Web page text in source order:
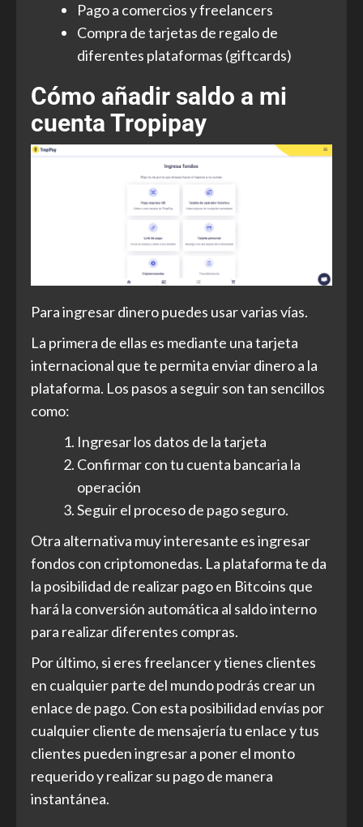
Pago a comercios y freelancers
Compra de tarjetas de regalo de
diferentes plataformas (giftcards)
Cómo añadir saldo a mi
cuenta Tropipay
Para ingresar dinero puedes usar varias vías.
La primera de ellas es mediante una tarjeta
internacional que te permita enviar dinero a la
plataforma. Los pasos a seguir son tan sencillos
como:
Ingresar los datos de la tarjeta
Confirmar con tu cuenta bancaria la
operación
Seguir el proceso de pago seguro.
Otra alternativa muy interesante es ingresar
fondos con criptomonedas. La plataforma te da
la posibilidad de realizar pago en Bitcoins que
hará la conversión automática al saldo interno
para realizar diferentes compras.
Por último, si eres freelancer y tienes clientes
en cualquier parte del mundo podrás crear un
enlace de pago. Con esta posibilidad envías por
cualquier cliente de mensajería tu enlace y tus
clientes pueden ingresar a poner el monto
requerido y realizar su pago de manera
instantánea.